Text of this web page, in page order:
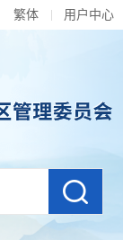
繁体 用户中心